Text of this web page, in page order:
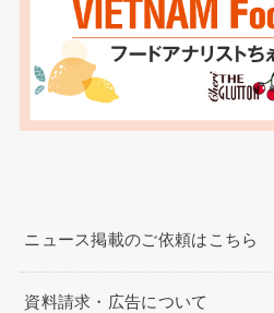
ニュース掲載のご依頼はこちら
資料請求・広告について